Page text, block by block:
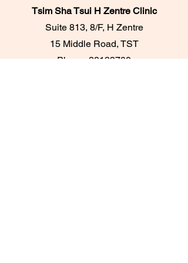
Tsim Sha Tsui H Zentre Clinic
Suite 813, 8/F, H Zentre
15 Middle Road, TST
Phone:28133700